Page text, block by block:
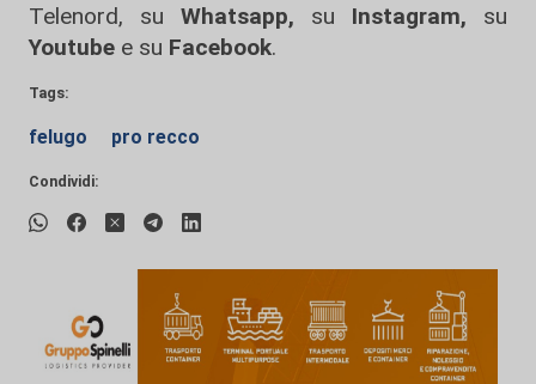
Telenord, su
Whatsapp, su Instagram, su
Youtube e su Facebook.
Tags:
felugo pro recco
Condividi: